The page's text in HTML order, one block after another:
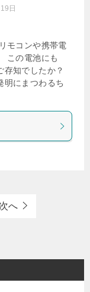
日
モコンや携帯電
この電池にも
存知でしたか？
明にまつわるち
次へ